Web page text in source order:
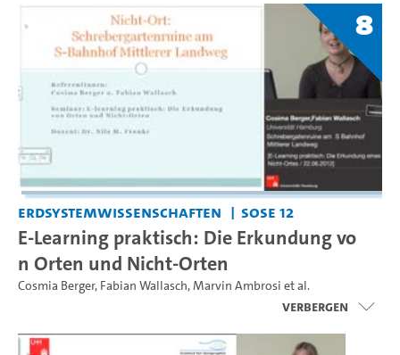
8
Erdsystemwissenschaften SoSe 12
E-Learning praktisch: Die Erkundung vo
n Orten und Nicht-Orten
Cosmia Berger, Fabian Wallasch,Marvin Ambrosi et al.
Verbergen